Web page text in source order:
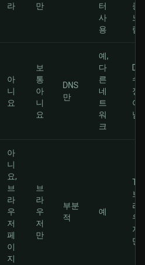
라
만
터
사
용
종
느
림
아
니
요
보
통
아
니
요
DNS
만
예,
다
른
네
트
워
크
수
정
아
님
아
니
요,
브
라
우
저
페
이
지
브
라
우
저
만
부분
적
예
Tor
브
라
우
저
만